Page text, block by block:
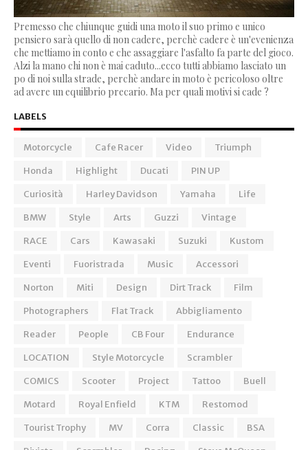
Premesso che chiunque guidi una moto il suo primo e unico
pensiero sarà quello di non cadere, perchè cadere è un'evenienza
che mettiamo in conto e che assaggiare l'asfalto fa parte del gioco.
Alzi la mano chi non è mai caduto...ecco tutti abbiamo lasciato un
po di noi sulla strade, perchè andare in moto è pericoloso oltre
ad avere un equilibrio precario. Ma per quali motivi si cade ?
LABELS
Motorcycle Cafe Racer Video
Triumph
Honda
Highlight Ducati
PIN UP
Curiosità
Harley Davidson Yamaha
Life
BMW
Style Arts Guzzi
Vintage
RACE
Cars Kawasaki Suzuki
Kustom
Eventi
Fuoristrada Music
Accessori
Norton
Miti Design Dirt Track
Film
Photographers
Flat Track
Abbigliamento
Reader
People CB Four
Endurance
LOCATION
Style Motorcycle
Scrambler
COMICS
Scooter Project Tattoo
Buell
Motard
Royal Enfield KTM
Restomod
Tourist Trophy
MV Corra Classic
BSA